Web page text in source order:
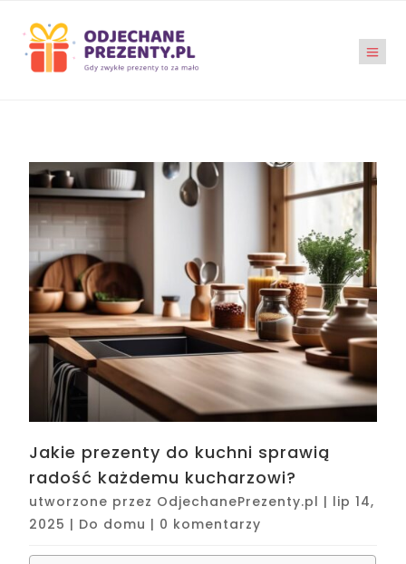
Jakie prezenty do kuchni sprawią
radość każdemu kucharzowi?
utworzone przez OdjechanePrezenty.pl | lip 14,
2025 | Do domu | 0 komentarzy